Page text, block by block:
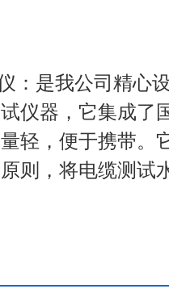
：是我公司精心
仪器，它集成了
轻，便于携带。
则，将电缆测试